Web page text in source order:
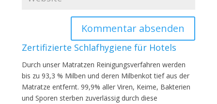
Zertifizierte Schlafhygiene für Hotels
Durch unser Matratzen Reinigungsverfahren werden
bis zu 93,3 % Milben und deren Milbenkot tief aus der
Matratze entfernt. 99,9% aller Viren, Keime, Bakterien
und Sporen sterben zuverlässig durch diese